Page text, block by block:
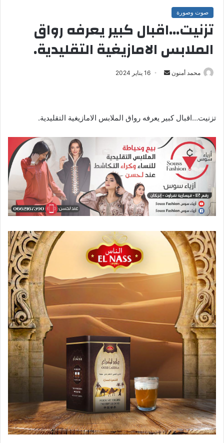
صوت وصورة
تزنيت…اقبال كبير يعرفه رواق
الملابس الامازيغية التقليدية.
محمد أمنون
ب
ي
ل
ك
ت
ا
16 يناير 2024
تزنيت…اقبال كبير يعرفه رواق الملابس الامازيغية التقليدية.